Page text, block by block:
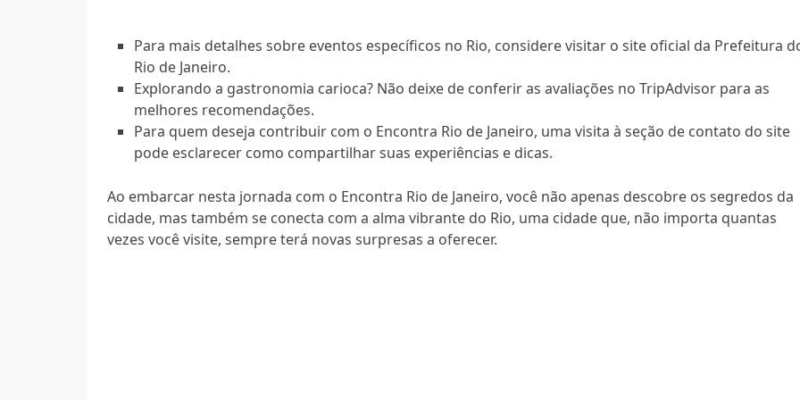
Para mais detalhes sobre eventos específicos no Rio, considere visitar o site oficial da Prefeitura
Rio de Janeiro.
Explorando a gastronomia carioca? Não deixe de conferir as avaliações no TripAdvisor para as
melhores recomendações.
Para quem deseja contribuir com o Encontra Rio de Janeiro, uma visita à seção de contato do site
pode esclarecer como compartilhar suas experiências e dicas.
Ao embarcar nesta jornada com o Encontra Rio de Janeiro, você não apenas descobre os segredos da
cidade, mas também se conecta com a alma vibrante do Rio, uma cidade que, não importa quantas
vezes você visite, sempre terá novas surpresas a oferecer.